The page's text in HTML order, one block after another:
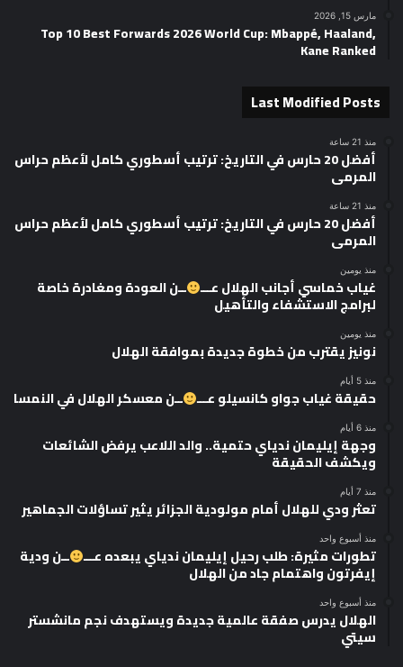
مارس 15, 2026
Top 10 Best Forwards 2026 World Cup: Mbappé, Haaland,
Kane Ranked
Last Modified Posts
منذ 21 ساعة
أفضل 20 حارس في التاريخ: ترتيب أسطوري كامل لأعظم حراس
المرمى
منذ 21 ساعة
أفضل 20 حارس في التاريخ: ترتيب أسطوري كامل لأعظم حراس
المرمى
منذ يومين
غياب خماسي أجانب الهلال عـــ ــن العودة ومغادرة خاصة
لبرامج الاستشفاء والتأهيل
منذ يومين
نونيز يقترب من خطوة جديدة بموافقة الهلال
منذ 5 أيام
حقيقة غياب جواو كانسيلو عـــ ــن معسكر الهلال في النمسا
منذ 6 أيام
وجهة إيليمان ندياي حتمية.. والد اللاعب يرفض الشائعات
ويكشف الحقيقة
منذ 7 أيام
تعثر ودي للهلال أمام مولودية الجزائر يثير تساؤلات الجماهير
منذ أسبوع واحد
تطورات مثيرة: طلب رحيل إيليمان ندياي يبعده عـــ ــن ودية
إيفرتون واهتمام جاد من الهلال
منذ أسبوع واحد
الهلال يدرس صفقة عالمية جديدة ويستهدف نجم مانشستر
سيتي